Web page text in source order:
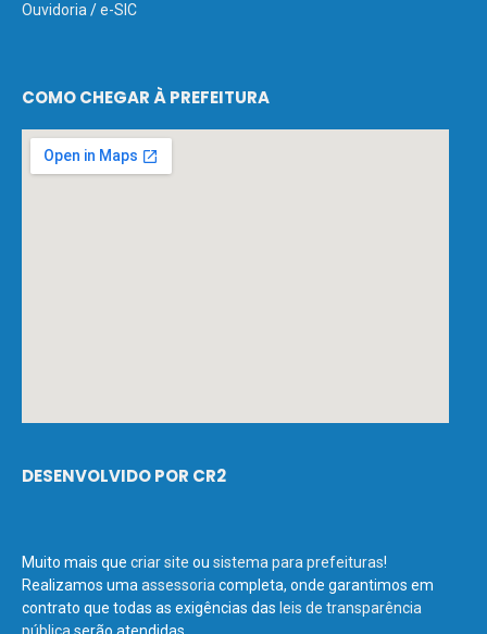
Ouvidoria /e-SIC
COMO CHEGAR À PREFEITURA
DESENVOLVIDO POR CR2
Muito mais que criar site ou sistema para prefeituras!
Realizamos uma assessoria completa, onde garantimos em
contrato que todas as exigências das leis de transparência